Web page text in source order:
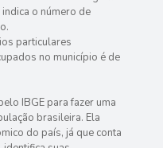
o número de
particulares
no município é de
IBGE para fazer uma
brasileira. Ela
do país, já que conta